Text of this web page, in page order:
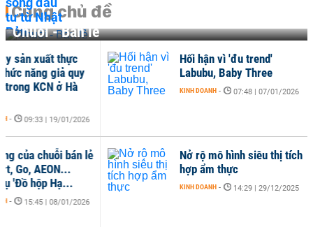
Cùng chủ đề
Chuỗi - Bán lẻ
Hối hận vì 'đu trend'
Labubu, Baby Three
KINH DOANH - 07:48 | 07/01/2026
Nở rộ mô hình siêu thị tích
hợp ẩm thực
KINH DOANH - 14:29 | 29/12/2025